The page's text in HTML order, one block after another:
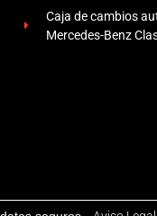
Caja de cambios
Mercedes-Benz